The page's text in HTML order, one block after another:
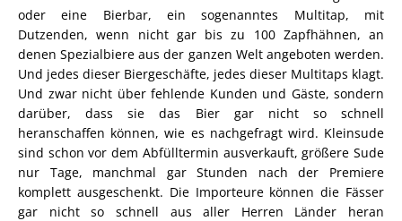
oder eine Bierbar, ein sogenanntes Multitap, mit
Dutzenden, wenn nicht gar bis zu 100 Zapfhähnen, an
denen Spezialbiere aus der ganzen Welt angeboten werden.
Und jedes dieser Biergeschäfte, jedes dieser Multitaps klagt.
Und zwar nicht über fehlende Kunden und Gäste, sondern
darüber, dass sie das Bier gar nicht so schnell
heranschaffen können, wie es nachgefragt wird. Kleinsude
sind schon vor dem Abfülltermin ausverkauft, größere Sude
nur Tage, manchmal gar Stunden nach der Premiere
komplett ausgeschenkt. Die Importeure können die Fässer
gar nicht so schnell aus aller Herren Länder heran